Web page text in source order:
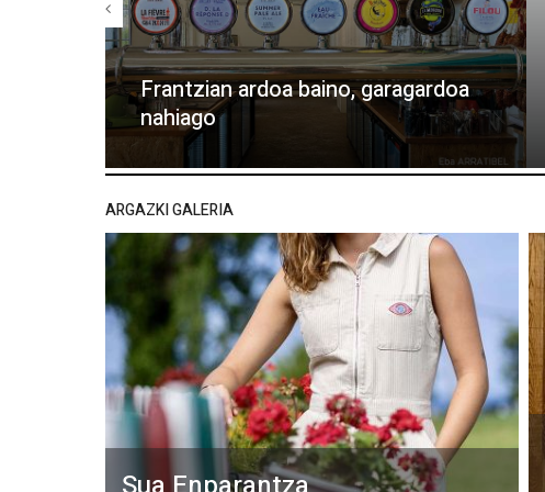
Frantzian ardoa baino, garagardoa
nahiago
ARGAZKI GALERIA